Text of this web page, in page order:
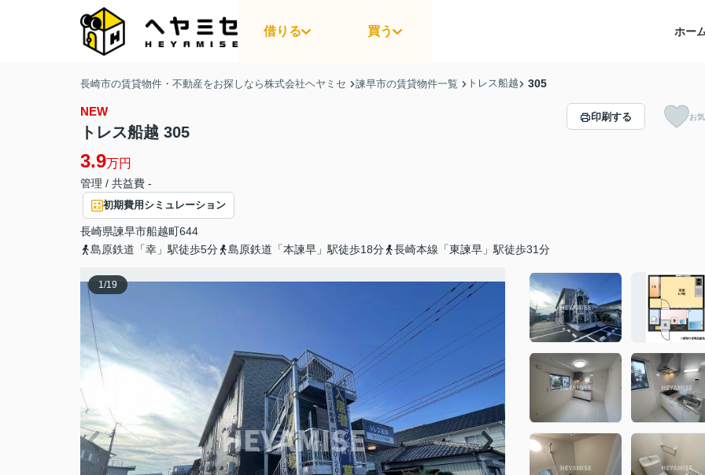
借りる 買う ホー
長崎市の賃貸物件・不動産をお探しなら株式会社ヘヤミセ 諫早市の賃貸物件一覧 トレス船越 305
NEW
トレス船越 305
3.9万円
管理 / 共益費 -
初期費用シミュレーション
長崎県諫早市船越町644
島原鉄道「幸」駅徒歩5分
島原鉄道「本諫早」駅徒歩18分 長崎本線「東諫早」駅徒歩31分
印刷する お
1/19